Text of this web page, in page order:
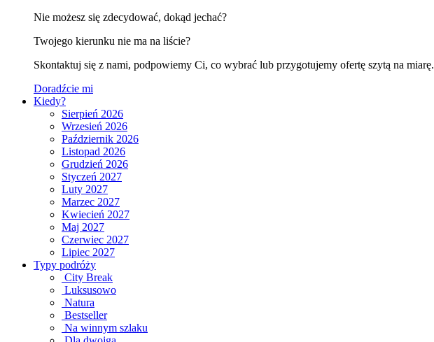
Nie możesz się zdecydować, dokąd jechać?
Twojego kierunku nie ma na liście?
Skontaktuj się z nami, podpowiemy Ci, co wybrać lub przygotujemy ofertę szytą na miarę.
Doradźcie mi
Kiedy?
Sierpień 2026
Wrzesień 2026
Październik 2026
Listopad 2026
Grudzień 2026
Styczeń 2027
Luty 2027
Marzec 2027
Kwiecień 2027
Maj 2027
Czerwiec 2027
Lipiec 2027
Typy podróży
City Break
Luksusowo
Natura
Bestseller
Na winnym szlaku